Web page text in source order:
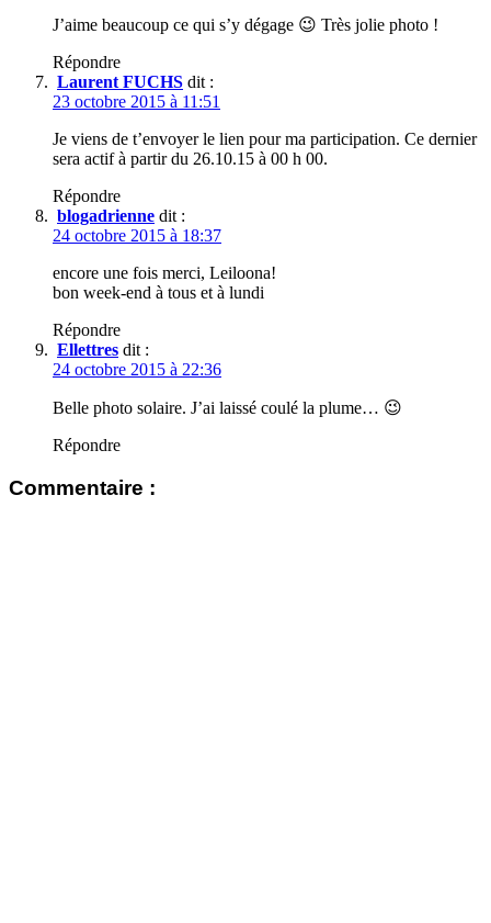
J’aime beaucoup ce qui s’y dégage 😉 Très jolie photo !
Répondre
Laurent FUCHS dit :
23 octobre 2015 à 11:51
Je viens de t’envoyer le lien pour ma participation. Ce dernier
sera actif à partir du 26.10.15 à 00 h 00.
Répondre
blogadrienne dit :
24 octobre 2015 à 18:37
encore une fois merci, Leiloona!
bon week-end à tous et à lundi
Répondre
Ellettres dit :
24 octobre 2015 à 22:36
Belle photo solaire. J’ai laissé coulé la plume… 😉
Répondre
Commentaire :